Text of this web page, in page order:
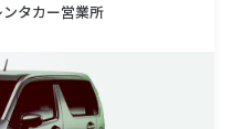
タカー営業所